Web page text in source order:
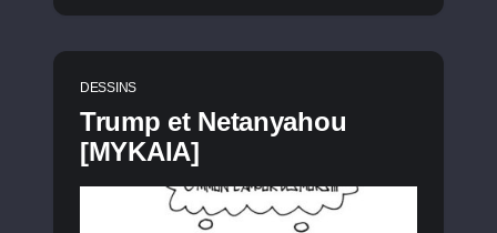
DESSINS
Trump et Netanyahou
[MYKAIA]